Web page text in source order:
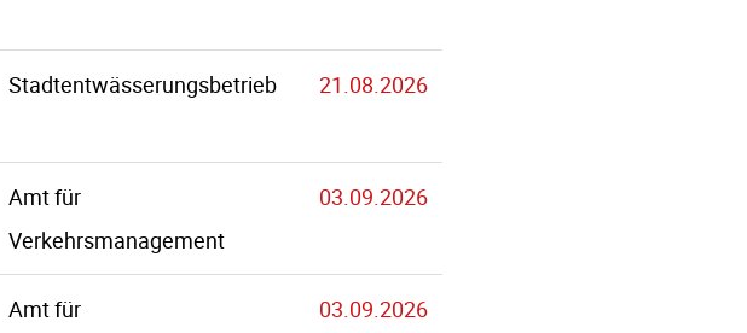
Stadtentwässerungsbetrieb 21.08.2026
Amt für
Verkehrsmanagement
03.09.2026
Amt für 03.09.2026